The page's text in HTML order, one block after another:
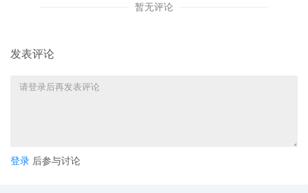
暂无评论
发表评论
登录 后参与讨论